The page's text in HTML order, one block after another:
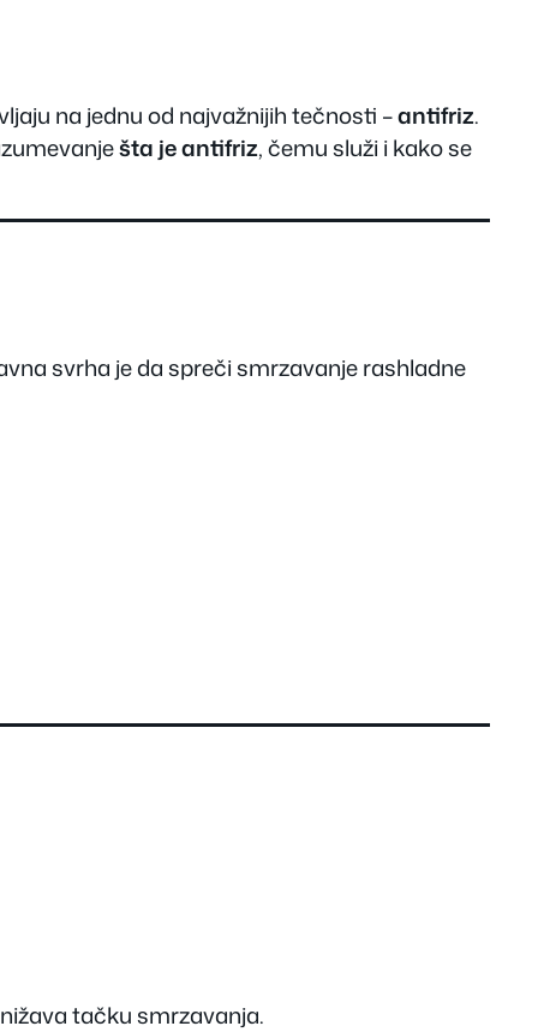
na jednu od najvažnijih tečnosti –antifriz.
šta je antifriz, čemu služi i kako se
svrha je da spreči smrzavanje rashladne
tačku smrzavanja.